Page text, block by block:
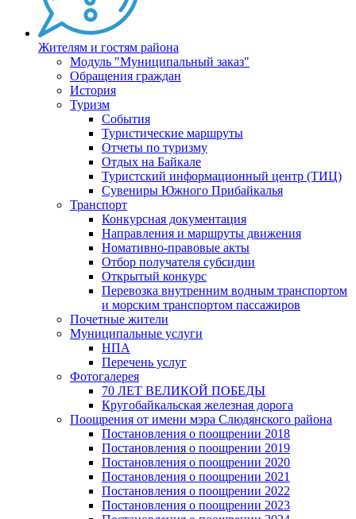
Жителям и гостям района
Модуль "Муниципальный заказ"
Обращения граждан
История
Туризм
События
Туристические маршруты
Отчеты по туризму
Отдых на Байкале
Туристский информационный центр (ТИЦ)
Сувениры Южного Прибайкалья
Транспорт
Конкурсная документация
Направления и маршруты движения
Номативно-правовые акты
Отбор получателя субсидии
Открытый конкурс
Перевозка внутренним водным транспортом
и морским транспортом пассажиров
Почетные жители
Муниципальные услуги
НПА
Перечень услуг
Фотогалерея
70 ЛЕТ ВЕЛИКОЙ ПОБЕДЫ
Кругобайкальская железная дорога
Поощрения от имени мэра Слюдянского района
Постановления о поощрении 2018
Постановления о поощрении 2019
Постановления о поощрении 2020
Постановления о поощрении 2021
Постановления о поощрении 2022
Постановления о поощрении 2023